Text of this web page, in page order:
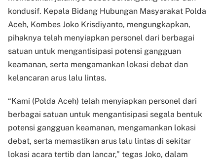
kondusif. Kepala Bidang Hubungan Masyarakat Polda
Aceh, Kombes Joko Krisdiyanto, mengungkapkan,
pihaknya telah menyiapkan personel dari berbagai
satuan untuk mengantisipasi potensi gangguan
keamanan, serta mengamankan lokasi debat dan
kelancaran arus lalu lintas.
“Kami (Polda Aceh) telah menyiapkan personel dari
berbagai satuan untuk mengantisipasi segala bentuk
potensi gangguan keamanan, mengamankan lokasi
debat, serta memastikan arus lalu lintas di sekitar
lokasi acara tertib dan lancar,” tegas Joko, dalam